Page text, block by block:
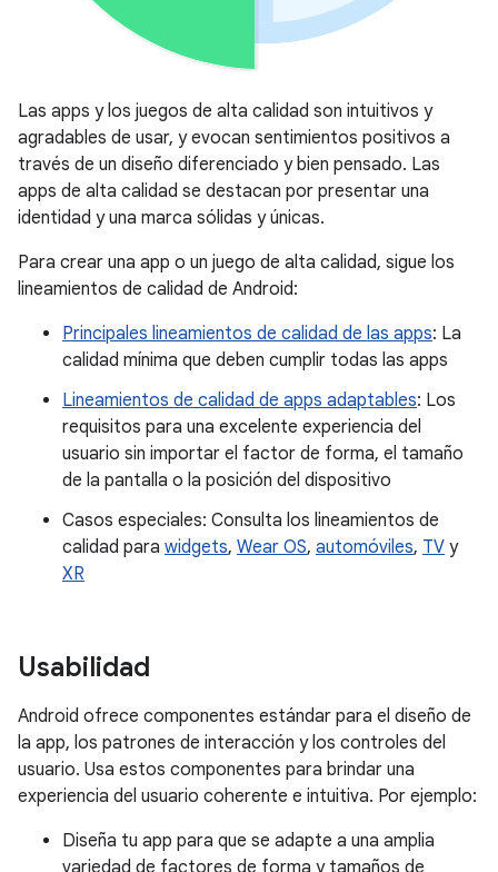
Las apps y los juegos de alta calidad son intuitivos y
agradables de usar, y evocan sentimientos positivos a
través de un diseño diferenciado y bien pensado. Las
apps de alta calidad se destacan por presentar una
identidad y una marca sólidas y únicas.
Para crear una app o un juego de alta calidad, sigue los
lineamientos de calidad de Android:
Principales lineamientos de calidad de las apps: La
calidad mínima que deben cumplir todas las apps
Lineamientos de calidad de apps adaptables: Los
requisitos para una excelente experiencia del
usuario sin importar el factor de forma, el tamaño
de la pantalla o la posición del dispositivo
Casos especiales: Consulta los lineamientos de
calidad para widgets, Wear OS, automóviles, TV y
XR
Usabilidad
Android ofrece componentes estándar para el diseño de
la app, los patrones de interacción y los controles del
usuario. Usa estos componentes para brindar una
experiencia del usuario coherente e intuitiva. Por ejemplo:
Diseña tu app para que se adapte a una amplia